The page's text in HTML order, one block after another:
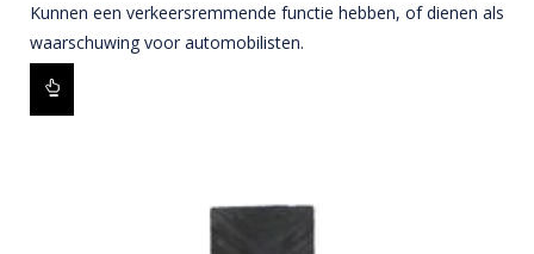
Kunnen een verkeersremmende functie hebben, of dienen als
waarschuwing voor automobilisten.